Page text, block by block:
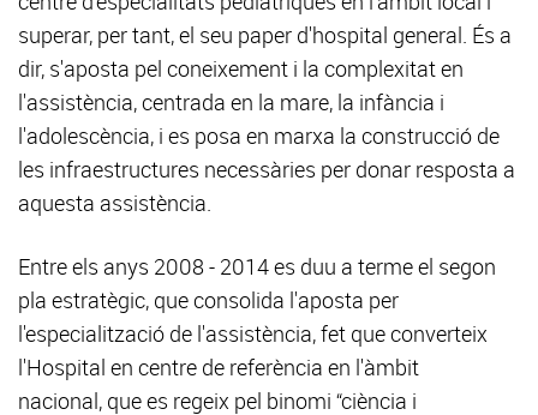
superar, per tant, el seu paper d'hospital general. És a
dir, s'aposta pel coneixement i la complexitat en
l'assistència, centrada en la mare, la infància i
l'adolescència, i es posa en marxa la construcció de
les infraestructures necessàries per donar resposta a
aquesta assistència.
Entre els anys 2008 - 2014 es duu a terme el segon
pla estratègic, que consolida l'aposta per
l'especialització de l'assistència, fet que converteix
l'Hospital en centre de referència en l'àmbit
nacional, que es regeix pel binomi “ciència i